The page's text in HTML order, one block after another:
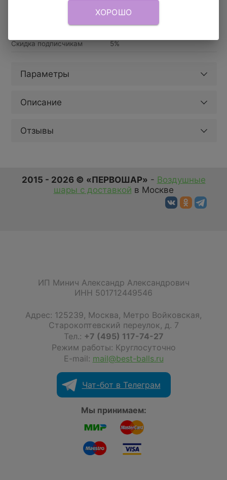
Доставка в пределах МКАД 590 руб.
Доставка за МКАД 690 руб.+ 50 руб/км.
Скидка подписчикам 5%
Параметры
Описание
Отзывы
2015 - 2026 © «ПЕРВОШАР» - Воздушные
шары с доставкой в Москве
ИП Минич Александр Александрович
ИНН 501712449546
Адрес: 125239, Москва, Метро Войковская,
Старокоптевский переулок, д. 7
Тел.: +7 (495) 117-74-27
Режим работы: Круглосуточно
E-mail: mail@best-balls.ru
Чат-бот в Телеграм
Мы принимаем:
ХОРОШО